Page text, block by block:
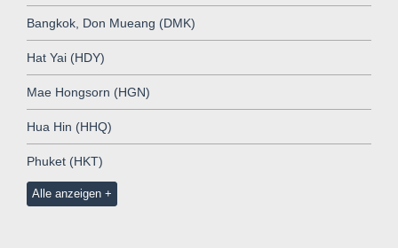
Bangkok, Don Mueang (DMK)
Hat Yai (HDY)
Mae Hongsorn (HGN)
Hua Hin (HHQ)
Phuket (HKT)
Alle anzeigen